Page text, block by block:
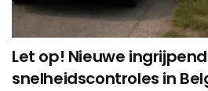
Let op! Nieuwe
snelheidscontroles in